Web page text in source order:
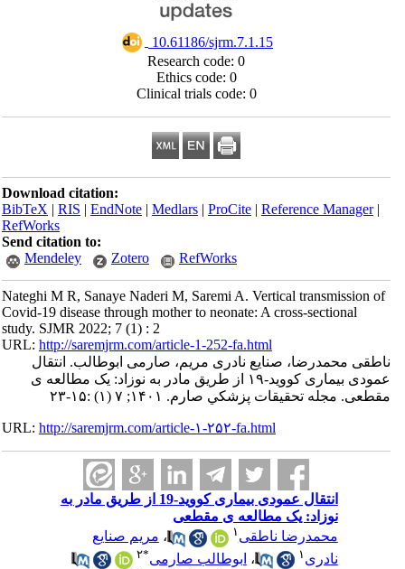
‎ 10.61186/sjrm.7.1.15
Research code: 0
Ethics code: 0
Clinical trials code: 0
Download citation:
BibTeX|RIS|EndNote|Medlars|ProCite|Reference Manager
RefWorks
Send citation to:
Mendeley
Zotero RefWorks
Nateghi M R, Sanaye Naderi M, Saremi A. Vertical transmission of
Covid-19 disease through mother to neonate: A cross-sectional
study. SJMR 2022; 7 (1) : 2
URL:http://saremjrm.com/article-1-252-fa.html
ناطقی محمدرضا، صنایع نادری مریم، صارمی ابوطالب. انتقال
عمودی بیماری کووید-۱۹ از طریق مادر به نوزاد: یک مطالعه ی
مقطعی. مجله تحقيقات پزشكي صارم. ۱۴۰۱; ۷ (۱) :۱۵-۲۳
URL:http://saremjrm.com/article-۱-۲۵۲-fa.html
انتقال عمودی بیماری کووید-19 از طریق مادر به
نوزاد: یک مطالعه ی مقطعی
محمدرضا ناطقی
،مریم صنایع
نادری
،ابوطالب صارمی ۲